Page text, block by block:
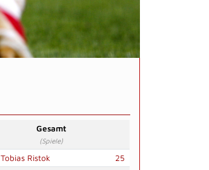
Gesamt
(Spiele)
Tobias Ristok
25